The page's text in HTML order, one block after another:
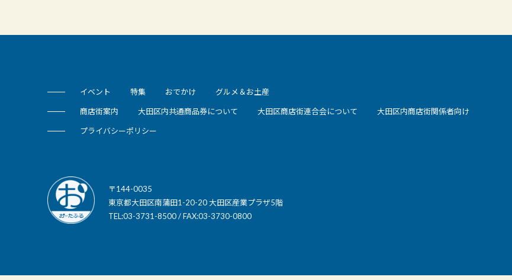
イベント 特集 おでかけ グルメ＆お土産
商店街案内 大田区内共通商品券について 大田区商店街連合会について 大田区内商店街関係者向け
プライバシーポリシー
〒144-0035
東京都大田区南蒲田1-20-20 大田区産業プラザ5階
TEL:03-3731-8500 / FAX:03-3730-0800